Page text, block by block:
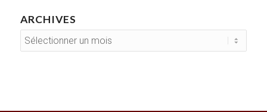
ARCHIVES